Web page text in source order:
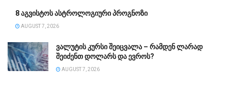
8 აგვისტოს ასტროლოგიური პროგნოზი
AUGUST 7, 2026
ვალუტის კურსი შეიცვალა – რამდენ ლარად
შეიძენთ დოლარს და ევროს?
AUGUST 7, 2026